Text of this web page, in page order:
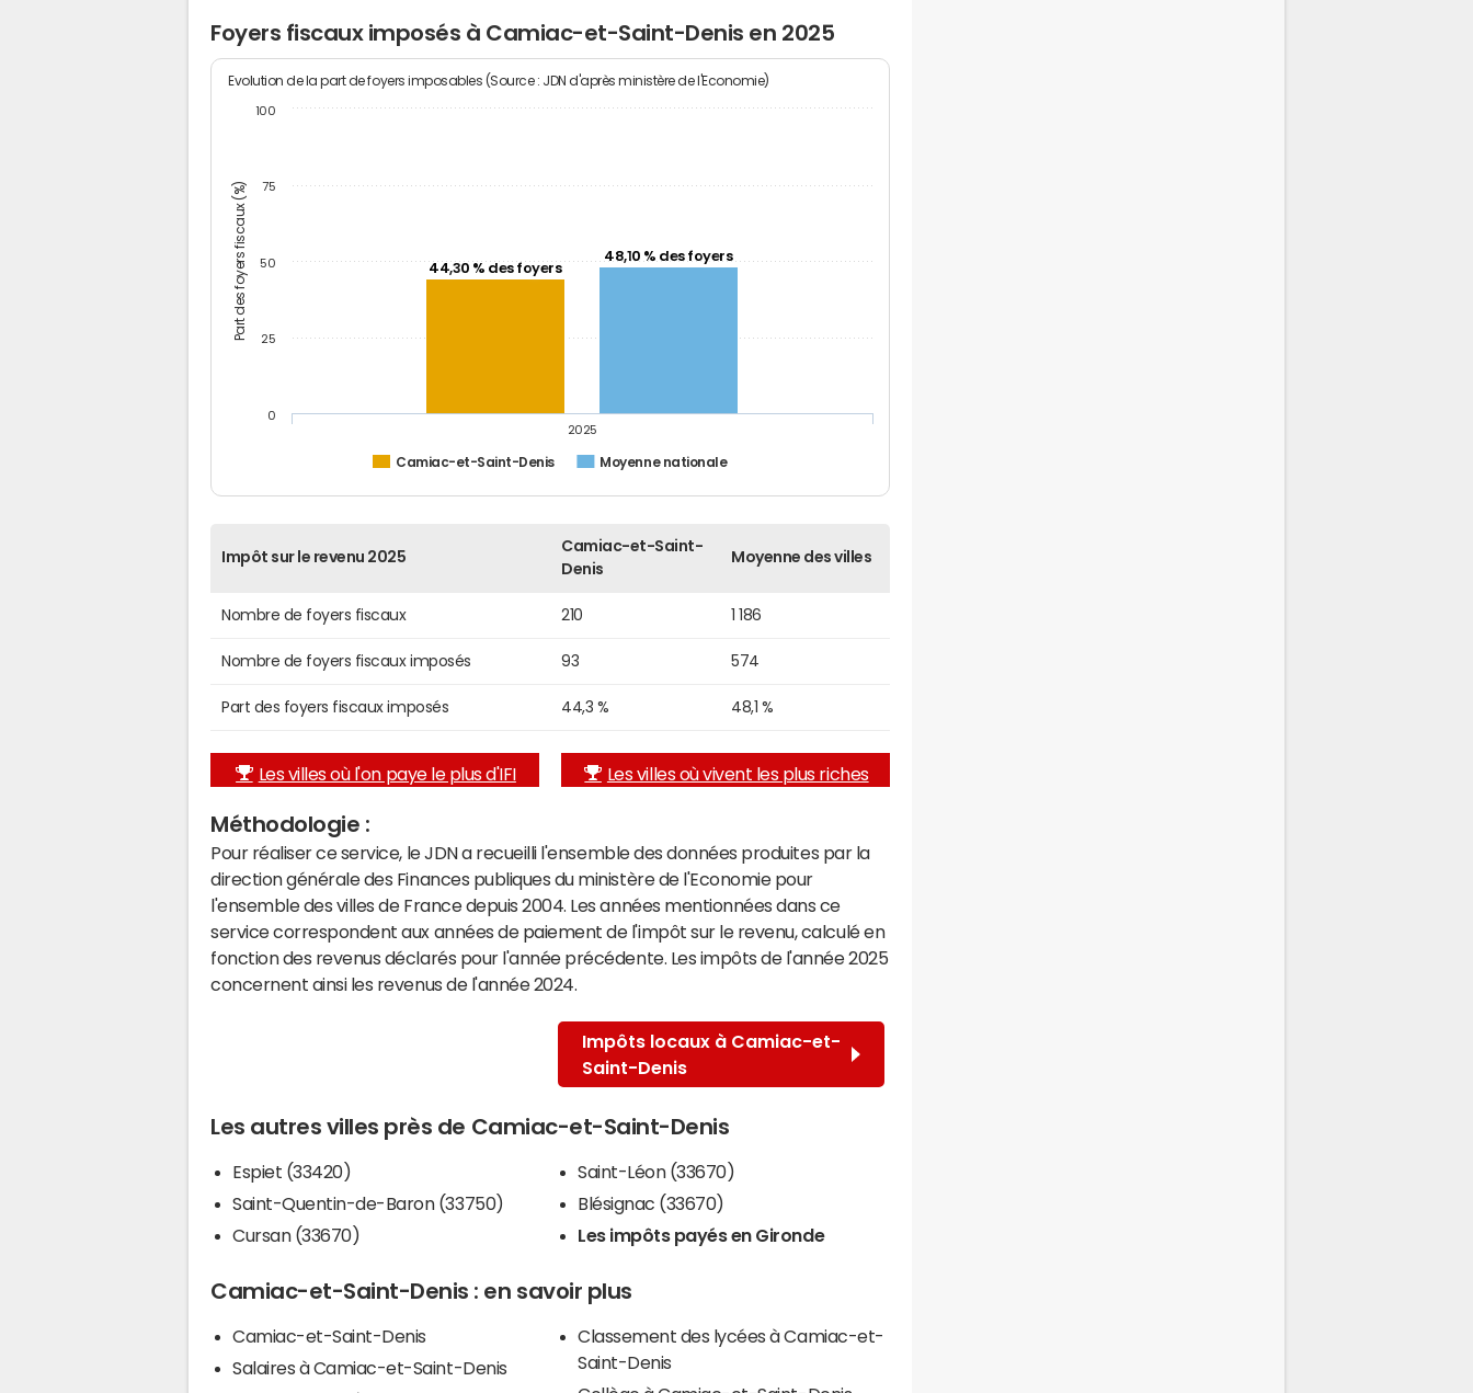
Foyers fiscaux imposés à Camiac-et-Saint-Denis en 2025
Part des foyers fiscaux (%)
Evolution de la part de foyers imposables (Source : JDN d'après ministère de l'Economie)
44,30 % des foyers
48,10 % des foyers
Camiac-et-Saint-Denis Moyenne nationale
2025
0
25
50
75
100
Impôt sur le revenu 2025
Camiac-et-Saint-
Denis
Moyenne des villes
Nombre de foyers fiscaux 210 1 186
Nombre de foyers fiscaux imposés 93 574
Part des foyers fiscaux imposés 44,3 % 48,1 %
Les villes où l'on paye le plus d'IFI Les villes où vivent les plus riches
Méthodologie :
Pour réaliser ce service, le JDN a recueilli l'ensemble des données produites par la
direction générale des Finances publiques du ministère de l'Economie pour
l'ensemble des villes de France depuis 2004. Les années mentionnées dans ce
service correspondent aux années de paiement de l'impôt sur le revenu, calculé en
fonction des revenus déclarés pour l'année précédente. Les impôts de l'année 2025
concernent ainsi les revenus de l'année 2024.
Impôts locaux à Camiac-et-
Saint-Denis
Les autres villes près de Camiac-et-Saint-Denis
Espiet (33420)
Saint-Quentin-de-Baron (33750)
Cursan (33670)
Saint-Léon (33670)
Blésignac (33670)
Les impôts payés en Gironde
Camiac-et-Saint-Denis : en savoir plus
Camiac-et-Saint-Denis
Salaires à Camiac-et-Saint-Denis
Classement des lycées à Camiac-et-
Saint-Denis